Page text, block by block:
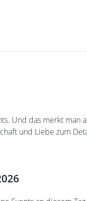
Und das merkt
und Liebe zum